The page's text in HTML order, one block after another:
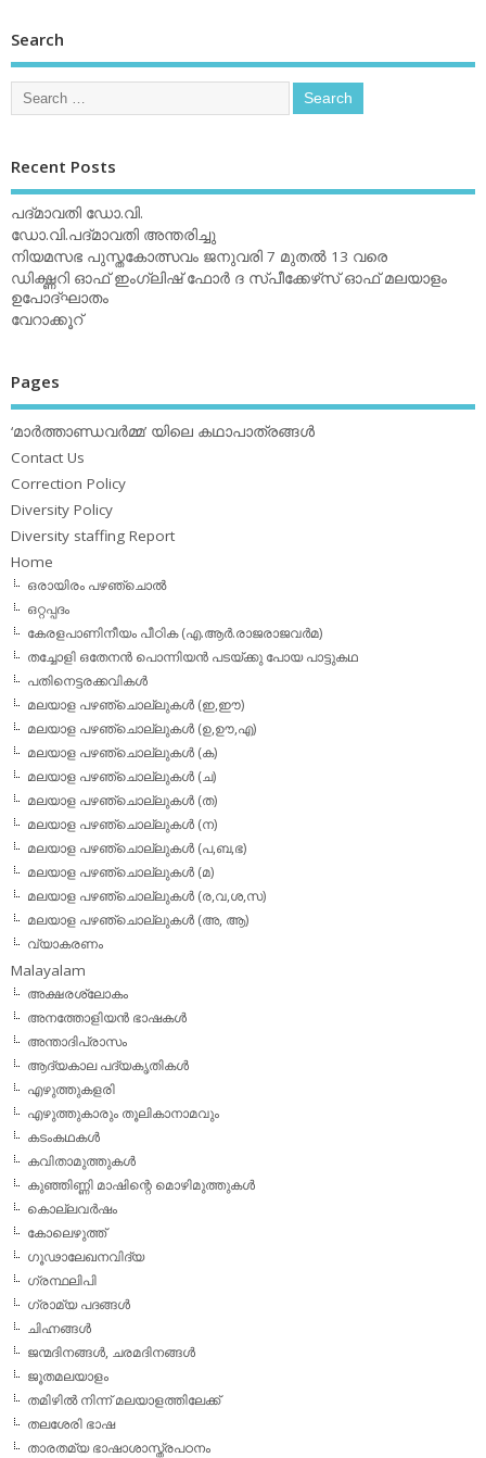
Search
Recent Posts
പദ്മാവതി ഡോ.വി.
ഡോ.വി.പദ്മാവതി അന്തരിച്ചു
നിയമസഭ പുസ്തകോത്സവം ജനുവരി 7 മുതല്‍ 13 വരെ
ഡിക്ഷ്ണറി ഓഫ് ഇംഗ്ലിഷ് ഫോര്‍ ദ സ്പീക്കേഴ്‌സ് ഓഫ് മലയാളം
ഉപോദ്ഘാതം
വേറാക്കൂറ്
Pages
‘മാര്‍ത്താണ്ഡവര്‍മ്മ’ യിലെ കഥാപാത്രങ്ങള്‍
Contact Us
Correction Policy
Diversity Policy
Diversity staffing Report
Home
ഒരായിരം പഴഞ്ചൊല്‍
ഒറ്റപ്പദം
കേരളപാണിനീയം പീഠിക (എ.ആര്‍.രാജരാജവര്‍മ)
തച്ചോളി ഒതേനൻ പൊന്നിയൻ പടയ്‌ക്കു പോയ പാട്ടുകഥ
പതിനെട്ടരക്കവികള്‍
മലയാള പഴഞ്ചൊല്ലുകള്‍ (ഇ,ഈ)
മലയാള പഴഞ്ചൊല്ലുകള്‍ (ഉ,ഊ,എ)
മലയാള പഴഞ്ചൊല്ലുകള്‍ (ക)
മലയാള പഴഞ്ചൊല്ലുകള്‍ (ച)
മലയാള പഴഞ്ചൊല്ലുകള്‍ (ത)
മലയാള പഴഞ്ചൊല്ലുകള്‍ (ന)
മലയാള പഴഞ്ചൊല്ലുകള്‍ (പ,ബ,ഭ)
മലയാള പഴഞ്ചൊല്ലുകള്‍ (മ)
മലയാള പഴഞ്ചൊല്ലുകള്‍ (ര,വ,ശ,സ)
മലയാള പഴഞ്ചൊല്ലുകൾ (അ, ആ)
വ്യാകരണം
Malayalam
അക്ഷരശ്ലോകം
അനത്തോളിയന്‍ ഭാഷകള്‍
അന്താദിപ്രാസം
ആദ്യകാല പദ്യകൃതികള്‍
എഴുത്തുകളരി
എഴുത്തുകാരും തൂലികാനാമവും
കടംകഥകള്‍
കവിതാമുത്തുകള്‍
കുഞ്ഞിണ്ണി മാഷിന്റെ മൊഴിമുത്തുകള്‍
കൊല്ലവര്‍ഷം
കോലെഴുത്ത്
ഗൂഢാലേഖനവിദ്യ
ഗ്രന്ഥലിപി
ഗ്രാമ്യ പദങ്ങള്‍
ചിഹ്നങ്ങള്‍
ജന്മദിനങ്ങള്‍, ചരമദിനങ്ങള്‍
ജൂതമലയാളം
തമിഴില്‍ നിന്ന് മലയാളത്തിലേക്ക്
തലശേരി ഭാഷ
താരതമ്യ ഭാഷാശാസ്ത്രപഠനം